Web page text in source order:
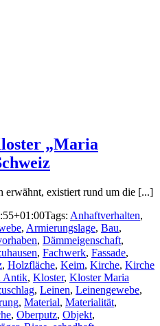
„Maria
erwähnt, existiert rund um die [...]
Tags: Anhaftverhalten,
, Armierungslage, Bau,
, Dämmeigenschaft,
, Fachwerk, Fassade,
, Holzfläche, Keim, Kirche, Kirche
Antik, Kloster, Kloster Maria
, Leinen, Leinengewebe,
, Material, Materialität,
, Oberputz, Objekt,